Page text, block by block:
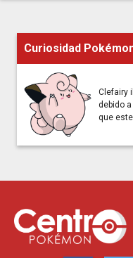
Curiosidad
Clefairy
debido
que